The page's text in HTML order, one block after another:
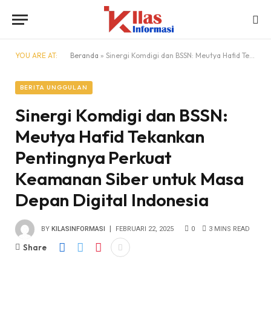
YOU ARE AT: Beranda » Sinergi Komdigi dan BSSN: Meutya Hafid Tekankan Pentingnya Perkuat Keamanan Siber untuk Masa Depan Digital Indonesia
BERITA UNGGULAN
Sinergi Komdigi dan BSSN:
Meutya Hafid Tekankan
Pentingnya Perkuat
Keamanan Siber untuk Masa
Depan Digital Indonesia
BY KILASINFORMASI FEBRUARI 22, 2025 0 3 MINS READ
Share